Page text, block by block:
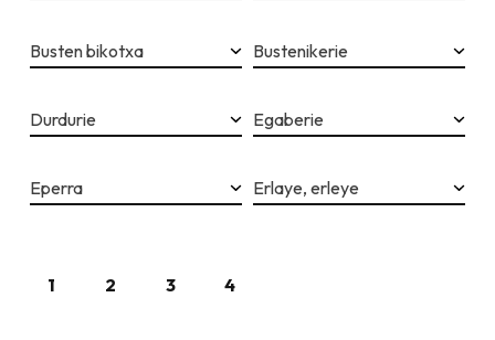
Busten bikotxa Bustenikerie
Durdurie Egaberie
Eperra Erlaye, erleye
1 2 3 4